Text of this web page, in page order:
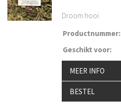
Droom hooi
Productnummer:
Geschikt voor:
MEER INFO
BESTEL